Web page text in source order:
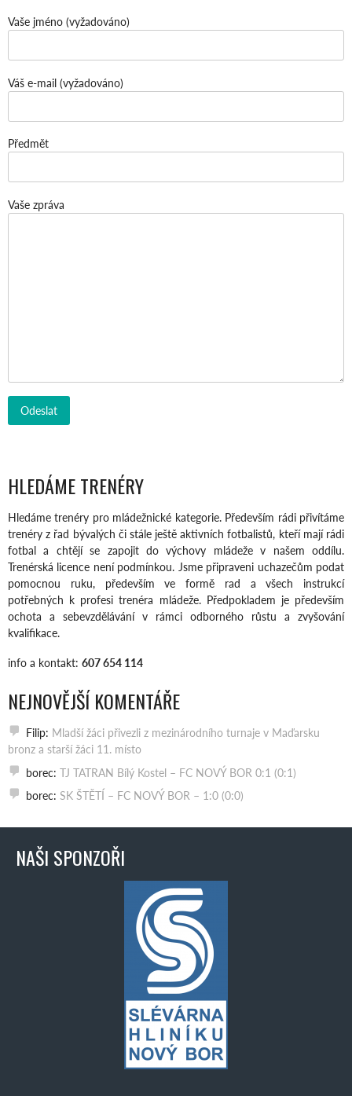
Vaše jméno (vyžadováno)
Váš e-mail (vyžadováno)
Předmět
Vaše zpráva
HLEDÁME TRENÉRY
Hledáme trenéry pro mládežnické kategorie. Především rádi přivítáme
trenéry z řad bývalých či stále ještě aktivních fotbalistů, kteří mají rádi
fotbal a chtějí se zapojit do výchovy mládeže v našem oddílu.
Trenérská licence není podmínkou. Jsme připraveni uchazečům podat
pomocnou ruku, především ve formě rad a všech instrukcí
potřebných k profesi trenéra mládeže. Předpokladem je především
ochota a sebevzdělávání v rámci odborného růstu a zvyšování
kvalifikace.
info a kontakt: 607 654 114
NEJNOVĚJŠÍ KOMENTÁŘE
Filip: Mladší žáci přivezli z mezinárodního turnaje v Maďarsku
bronz a starší žáci 11. místo
borec: TJ TATRAN Bílý Kostel – FC NOVÝ BOR 0:1 (0:1)
borec: SK ŠTĚTÍ – FC NOVÝ BOR – 1:0 (0:0)
NAŠI SPONZOŘI